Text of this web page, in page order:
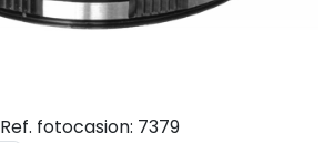
Ref. fotocasion: 7379